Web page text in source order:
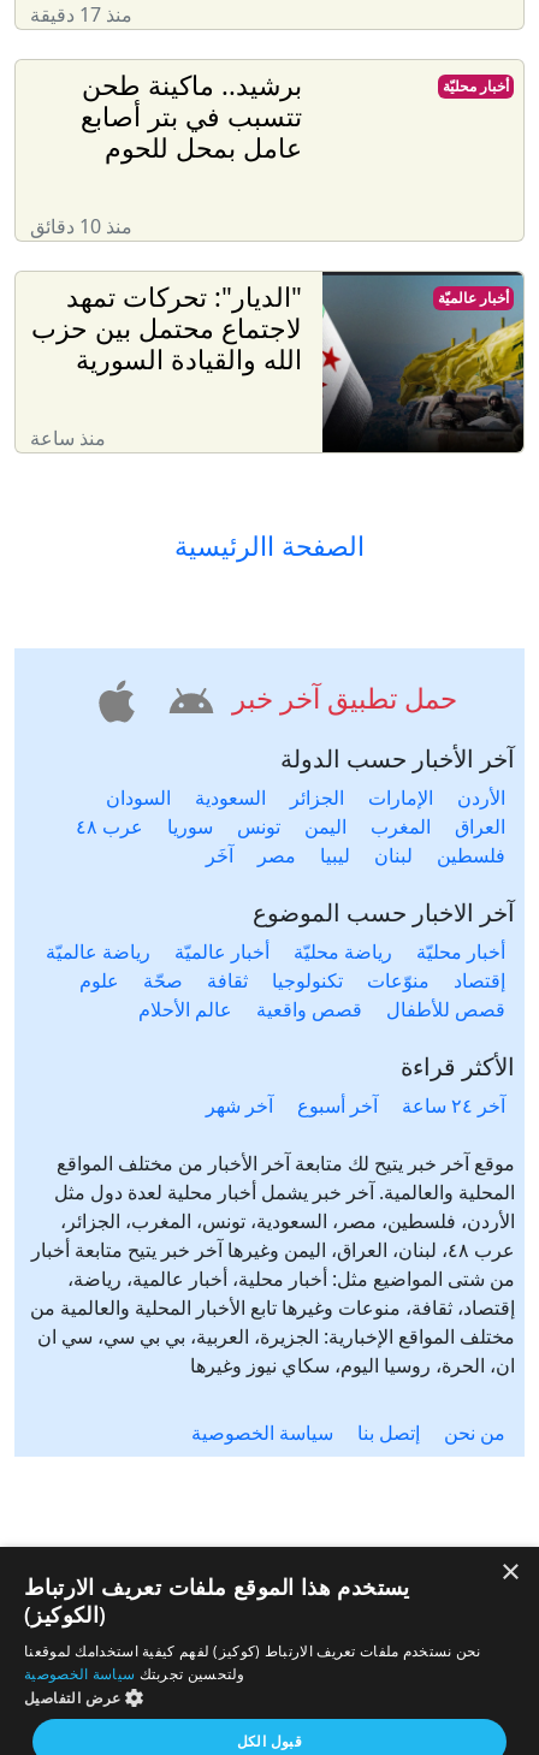
منذ 17 دقيقة
برشيد.. ماكينة طحن
تتسبب في بتر أصابع
عامل بمحل للحوم
منذ 10 دقائق
أخبار محليّة
"الديار": تحركات تمهد
لاجتماع محتمل بين حزب
الله والقيادة السورية
منذ ساعة
أخبار عالميّة
الصفحة االرئيسية
حمل تطبيق آخر خبر
آخر الأخبار حسب الدولة
الأردن الإمارات الجزائر السعودية
السودان
العراق
المغرب اليمن تونس سوريا
عرب ٤٨
فلسطين
لبنان ليبيا مصر آخَر
آخر الاخبار حسب الموضوع
أخبار محليّة رياضة محليّة أخبار عالميّة
رياضة عالميّة
إقتصاد
منوّعات تكنولوجيا ثقافة صحّة
علوم
قصص للأطفال
قصص واقعية عالم الأحلام
الأكثر قراءة
آخر ٢٤ ساعة آخر أسبوع آخر شهر
موقع آخر خبر يتيح لك متابعة آخر الأخبار من مختلف المواقع
المحلية والعالمية. آخر خبر يشمل أخبار محلية لعدة دول مثل
الأردن، فلسطين، مصر، السعودية، تونس، المغرب، الجزائر،
عرب ٤٨، لبنان، العراق، اليمن وغيرها آخر خبر يتيح متابعة أخبار
من شتى المواضيع مثل: أخبار محلية، أخبار عالمية، رياضة،
إقتصاد، ثقافة، منوعات وغيرها تابع الأخبار المحلية والعالمية من
مختلف المواقع الإخبارية: الجزيرة، العربية، بي بي سي، سي ان
ان، الحرة، روسيا اليوم، سكاي نيوز وغيرها
من نحن إتصل بنا سياسة الخصوصية
×
يستخدم هذا الموقع ملفات تعريف الارتباط
(الكوكيز)
نحن نستخدم ملفات تعريف الارتباط (كوكيز) لفهم كيفية استخدامك لموقعنا
ولتحسين تجربتك سياسة الخصوصية
عرض التفاصيل
قبول الكل